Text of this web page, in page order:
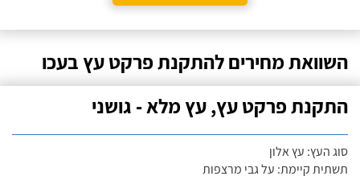
השוואת מחירים להתקנת פרקט עץ בעכו
התקנת פרקט עץ, עץ מלא - גושני
סוג העץ: עץ אלון
תשתית קיימת: על גבי מרצפות